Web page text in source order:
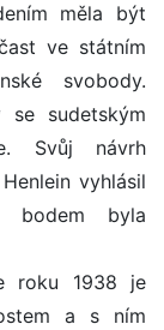
měla být
ve státním
svobody.
sudetským
Svůj návrh
vyhlásil
bodem byla
roku 1938 je
a s ním